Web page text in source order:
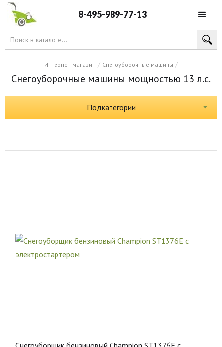
8-495-989-77-13
Интернет-магазин / Снегоуборочные машины /
Снегоуборочные машины мощностью 13 л.с.
Подкатегории
Снегоуборщик бензиновый Champion ST1376E с